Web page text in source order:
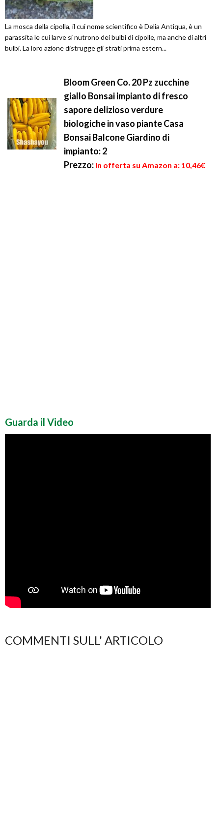
La mosca della cipolla, il cui nome scientifico è Delia Antiqua, è un
parassita le cui larve si nutrono dei bulbi di cipolle, ma anche di altri
bulbi. La loro azione distrugge gli strati prima estern...
Bloom Green Co. 20 Pz zucchine
giallo Bonsai impianto di fresco
sapore delizioso verdure
biologiche in vaso piante Casa
Bonsai Balcone Giardino di
impianto: 2
Prezzo: in offerta su Amazon a: 10,46€
Guarda il Video
COMMENTI SULL' ARTICOLO